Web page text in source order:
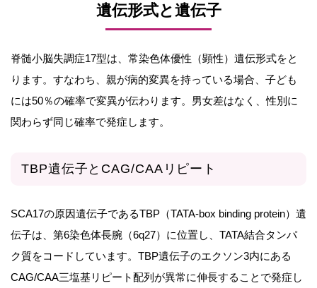
遺伝形式と遺伝子
脊髄小脳失調症17型は、常染色体優性（顕性）遺伝形式をと
ります。すなわち、親が病的変異を持っている場合、子ども
には50％の確率で変異が伝わります。男女差はなく、性別に
関わらず同じ確率で発症します。
TBP遺伝子とCAG/CAAリピート
SCA17の原因遺伝子であるTBP（TATA-box binding protein）遺
伝子は、第6染色体長腕（6q27）に位置し、TATA結合タンパ
ク質をコードしています。TBP遺伝子のエクソン3内にある
CAG/CAA三塩基リピート配列が異常に伸長することで発症し